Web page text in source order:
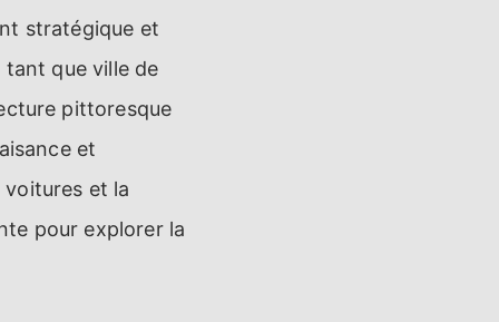
stratégique et
tant que ville de
pittoresque
et
et la
pour explorer la